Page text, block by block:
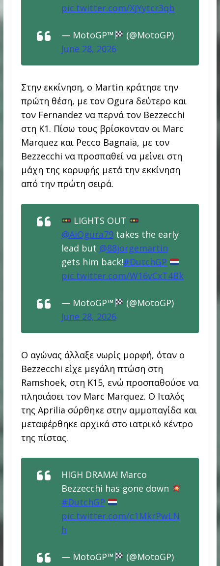
pic.twitter.com/XjYytcr3qb
— MotoGP™
(@MotoGP)
June 28, 2026
Στην εκκίνηση, ο Martin κράτησε την
πρώτη θέση, με τον Ogura δεύτερο και
τον Fernandez να περνά τον Bezzecchi
στη Κ1. Πίσω τους βρίσκονταν οι Marc
Marquez και Pecco Bagnaia, με τον
Bezzecchi να προσπαθεί να μείνει στη
μάχη της κορυφής μετά την εκκίνηση
από την πρώτη σειρά.
LIGHTS OUT
@AiOgura79takes the early
lead but @88jorgemartin
gets him back!#DutchGP
pic.twitter.com/W16vCxT4Bk
— MotoGP™
(@MotoGP)
June 28, 2026
Ο αγώνας άλλαξε νωρίς μορφή, όταν ο
Bezzecchi είχε μεγάλη πτώση στη
Ramshoek, στη Κ15, ενώ προσπαθούσε να
πλησιάσει τον Marc Marquez. Ο Ιταλός
της Aprilia σύρθηκε στην αμμοπαγίδα και
μεταφέρθηκε αρχικά στο ιατρικό κέντρο
της πίστας.
HIGH DRAMA! Marco
Bezzecchi has gone down
#DutchGP
pic.twitter.com/c1MkrPwLN
h
— MotoGP™
(@MotoGP)